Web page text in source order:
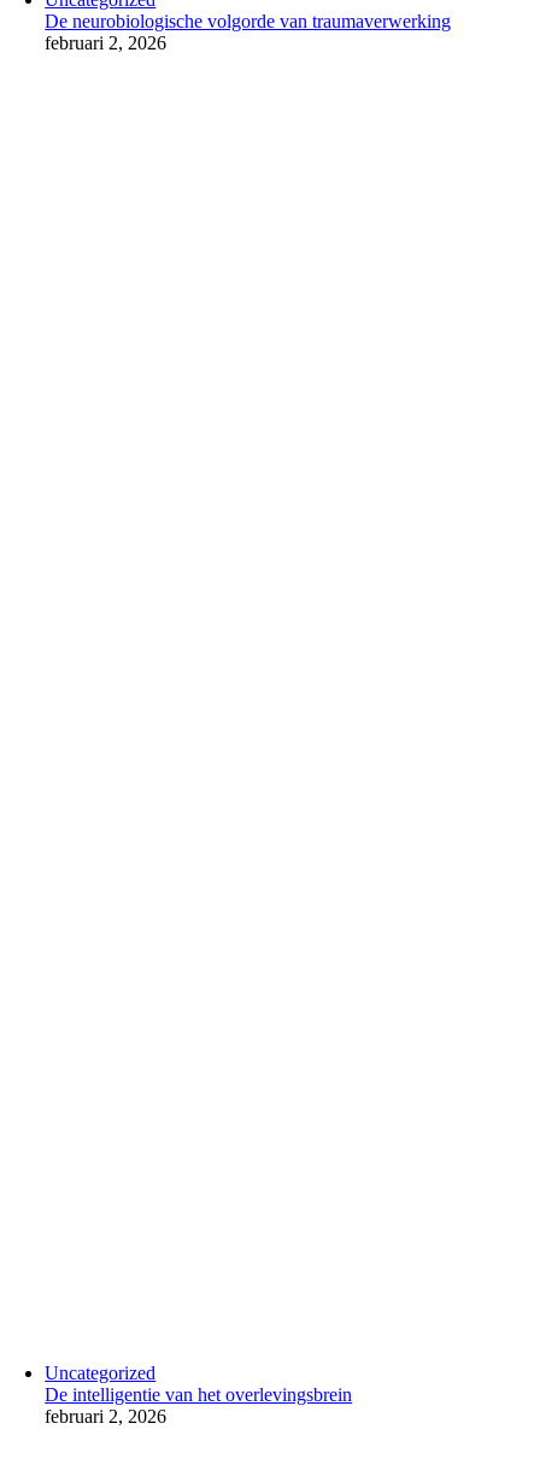
De neurobiologische volgorde van traumaverwerking
februari 2, 2026
Uncategorized
De intelligentie van het overlevingsbrein
februari 2, 2026